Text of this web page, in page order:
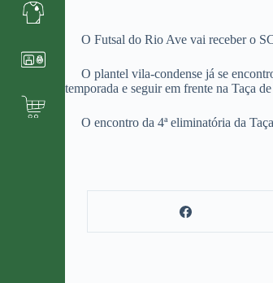
O Futsal do Rio Ave vai receber o
O plantel vila-condense já se
temporada e seguir em frente na Taça
O encontro da 4ª eliminatória da